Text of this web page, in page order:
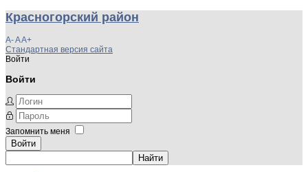
Красногорский район
A-AA+
Стандартная версия сайта
Войти
Войти
Запомнить меня
Войти